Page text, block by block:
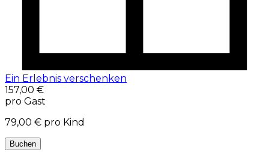
Ein Erlebnis verschenken
157,00 €
pro Gast
79,00 € pro Kind
Buchen